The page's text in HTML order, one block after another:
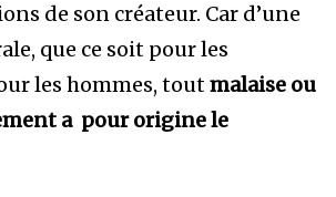
de son créateur. Car d’une
que ce soit pour les
les hommes, toutmalaise ou
a pour origine le